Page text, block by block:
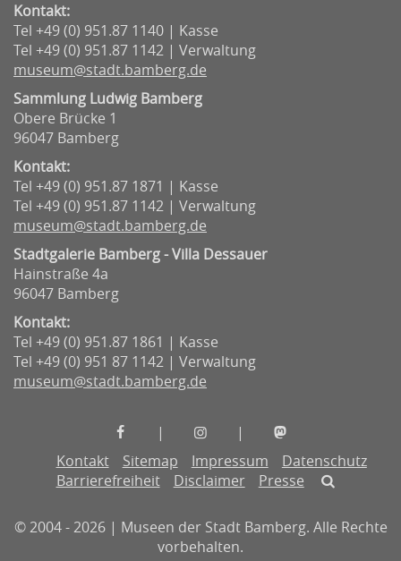
Kontakt:
Tel +49 (0) 951.87 1140 | Kasse
Tel +49 (0) 951.87 1142 | Verwaltung
museum@stadt.bamberg.de
Sammlung Ludwig Bamberg
Obere Brücke 1
96047 Bamberg
Kontakt:
Tel +49 (0) 951.87 1871 | Kasse
Tel +49 (0) 951.87 1142 | Verwaltung
museum@stadt.bamberg.de
Stadtgalerie Bamberg - Villa Dessauer
Hainstraße 4a
96047 Bamberg
Kontakt:
Tel +49 (0) 951.87 1861 | Kasse
Tel +49 (0) 951 87 1142 | Verwaltung
museum@stadt.bamberg.de
Museen
Stadt
Bamberg
Facebook
|
Museen
Stadt
Bamberg
Instagram
|
Stadt
Bamberg
Mastodon
Kontakt Sitemap Impressum
Datenschutz
Barrierefreiheit
Disclaimer Presse
© 2004 - 2026 | Museen der Stadt Bamberg. Alle Rechte
vorbehalten.